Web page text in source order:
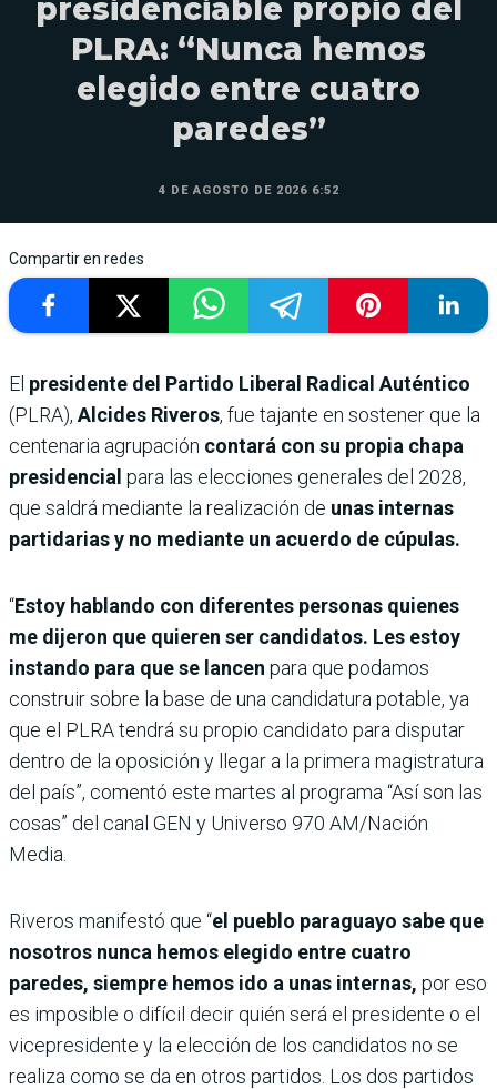
presidenciable propio del
PLRA: “Nunca hemos
elegido entre cuatro
paredes”
4 DE AGOSTO DE 2026 6:52
Compartir en redes
El presidente del Partido Liberal Radical Auténtico
(PLRA), Alcides Riveros, fue tajante en sostener que la
centenaria agrupación contará con su propia chapa
presidencial para las elecciones generales del 2028,
que saldrá mediante la realización de unas internas
partidarias y no mediante un acuerdo de cúpulas.
“Estoy hablando con diferentes personas quienes
me dijeron que quieren ser candidatos. Les estoy
instando para que se lancen para que podamos
construir sobre la base de una candidatura potable, ya
que el PLRA tendrá su propio candidato para disputar
dentro de la oposición y llegar a la primera magistratura
del país”, comentó este martes al programa “Así son las
cosas” del canal GEN y Universo 970 AM/Nación
Media.
Riveros manifestó que “el pueblo paraguayo sabe que
nosotros nunca hemos elegido entre cuatro
paredes, siempre hemos ido a unas internas, por eso
es imposible o difícil decir quién será el presidente o el
vicepresidente y la elección de los candidatos no se
realiza como se da en otros partidos. Los dos partidos